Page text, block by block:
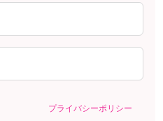
プライバシーポリシー